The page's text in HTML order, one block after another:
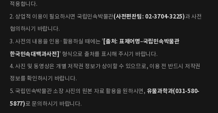
적용합니다.
2. 상업적 이용이 필요하시면 국립민속박물관(사전편찬팀: 02-3704-3225)과 사전
협의하시기 바랍니다.
3. 사전의 내용을 인용·활용하실 때에는 ' [출처: 표제어명–국립민속박물관
한국민속대백과사전] ' 형식으로 출처를 표시해 주시기 바랍니다.
4. 사진 및 동영상은 개별 저작권 정보가 상이할 수 있으므로, 이용 전 반드시 저작권
정보를 확인하시기 바랍니다.
5. 국립민속박물관 소장 사진의 원본 자료 활용을 원하시면, 유물과학과(031-580-
5877)로 문의하시기 바랍니다.